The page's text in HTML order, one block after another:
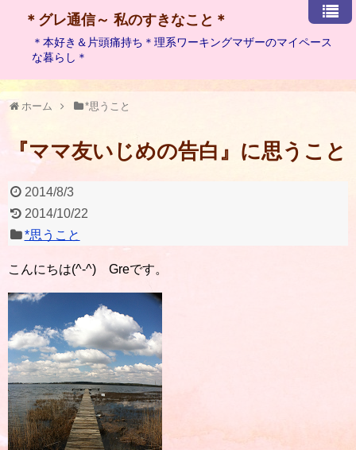
＊グレ通信～ 私のすきなこと＊
＊本好き＆片頭痛持ち＊理系ワーキングマザーのマイペース
な暮らし＊
ホーム *思うこと
『ママ友いじめの告白』に思うこと
2014/8/3
2014/10/22
*思うこと
こんにちは(^-^) Greです。